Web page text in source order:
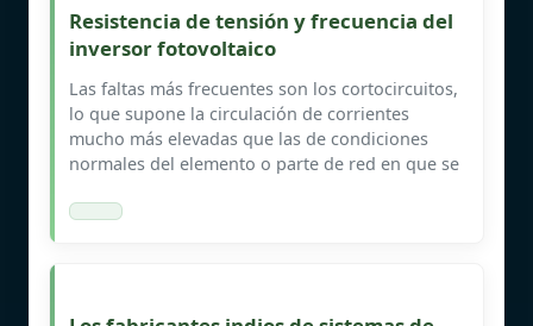
Resistencia de tensión y frecuencia del
inversor fotovoltaico
Las faltas más frecuentes son los cortocircuitos,
lo que supone la circulación de corrientes
mucho más elevadas que las de condiciones
normales del elemento o parte de red en que se